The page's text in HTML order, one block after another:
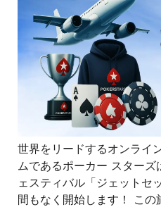
世界をリードするオンライ
ムであるポーカー スター
ェスティバル「ジェットセ
間もなく開始します！ こ